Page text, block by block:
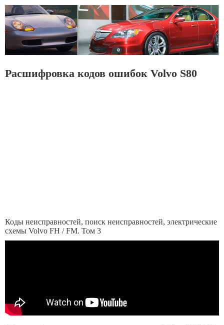
Расшифровка кодов ошибок Volvo S80
Коды неисправностей, поиск неисправностей, электрические
схемы Volvo FH / FM. Том 3